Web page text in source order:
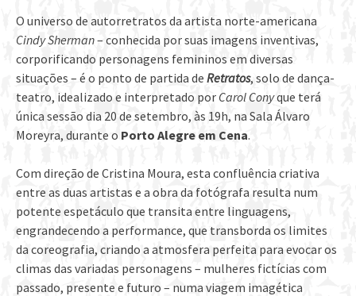
O universo de autorretratos da artista norte-americana
Cindy Sherman– conhecida por suas imagens inventivas,
corporificando personagens femininos em diversas
situações – é o ponto de partida de Retratos, solo de dança-
teatro, idealizado e interpretado por Carol Conyque terá
única sessão dia 20 de setembro, às 19h, na Sala Álvaro
Moreyra, durante o Porto Alegre em Cena.
Com direção de Cristina Moura, esta confluência criativa
entre as duas artistas e a obra da fotógrafa resulta num
potente espetáculo que transita entre linguagens,
engrandecendo a performance, que transborda os limites
da coreografia, criando a atmosfera perfeita para evocar os
climas das variadas personagens – mulheres fictícias com
passado, presente e futuro – numa viagem imagética